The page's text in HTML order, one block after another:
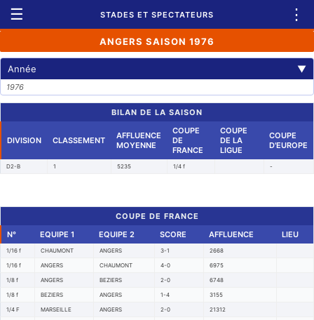
☰ STADES ET SPECTATEURS ⋮
ANGERS SAISON 1976
Année ▼
1976
BILAN DE LA SAISON
DIVISION CLASSEMENT
AFFLUENCE
MOYENNE
COUPE
DE
FRANCE
COUPE
DE LA
LIGUE
COUPE
D'EUROPE
D2-B 1 5235 1/4 f -
COUPE DE FRANCE
N°
EQUIPE 1 EQUIPE 2 SCORE AFFLUENCE LIEU
1/16 f CHAUMONT ANGERS 3-1 2668
1/16 f ANGERS CHAUMONT 4-0 6975
1/8 f ANGERS BEZIERS 2-0 6748
1/8 f BEZIERS ANGERS 1-4 3155
1/4 F MARSEILLE ANGERS 2-0 21312